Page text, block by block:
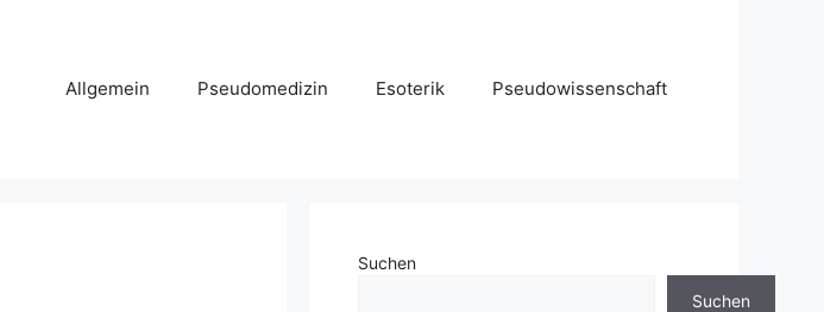
Allgemein Pseudomedizin Esoterik Pseudowissenschaft
Suchen
Suchen